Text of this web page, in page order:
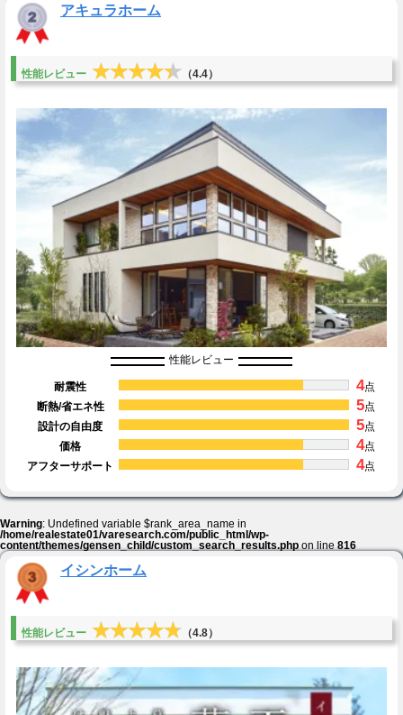
アキュラホーム
性能レビュー ★★★★★
★★★★★ （4.4）
性能レビュー
耐震性 4点
断熱/省エネ性
5点
設計の自由度
5点
価格
4点
アフターサポート
4点
Warning: Undefined variable $rank_area_name in
/home/realestate01/varesearch.com/public_html/wp-
content/themes/gensen_child/custom_search_results.php on line 816
イシンホーム
性能レビュー ★★★★★
★★★★★ （4.8）